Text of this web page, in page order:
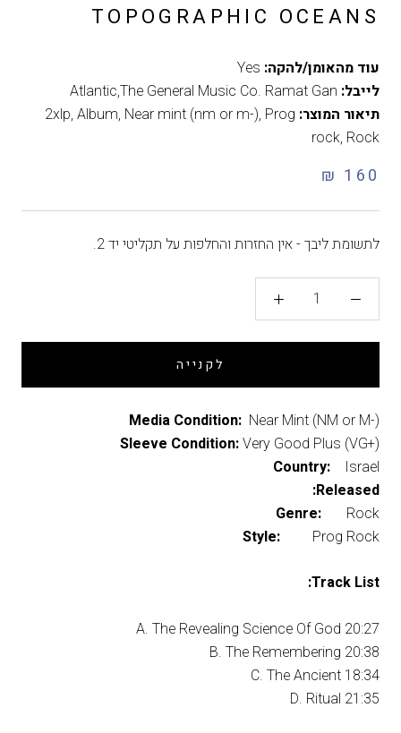
TOPOGRAPHIC OCEANS
עוד מהאומן/להקה: Yes
לייבל: Atlantic,The General Music Co. Ramat Gan
תיאור המוצר:
2xlp, Album, Near mint (nm or m-), Prog
rock, Rock
160 ₪
לתשומת ליבך - אין החזרות והחלפות על תקליטי יד 2.
לקנייה
Media Condition: Near Mint (NM or M-)
Sleeve Condition:Very Good Plus (VG+)
Country: Israel
Released:
Genre: Rock
Style: Prog Rock
Track List:
A. The Revealing Science Of God 20:27
B. The Remembering 20:38
C. The Ancient 18:34
D. Ritual 21:35